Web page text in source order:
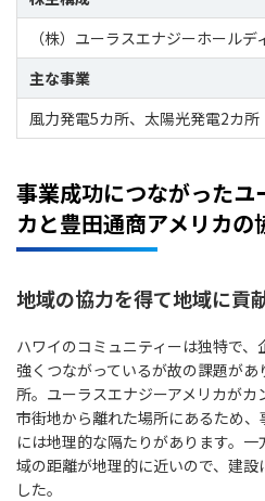
（株）ユーラスエナジーホール
主な事業
風力発電5カ所、太陽光発電2カ所
事業成功につながったユ
カと豊田通商アメリカの
地域の協力を得て地域に貢
ハワイのコミュニティーは独特で
強くつながっているが故の課題が
所。ユーラスエナジーアメリカがカ
市街地から離れた場所にあるため
には地理的な隔たりがあります。
域の距離が地理的に近いので、建
した。